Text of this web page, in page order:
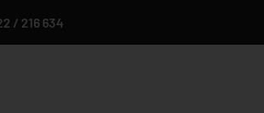
/ 216 634